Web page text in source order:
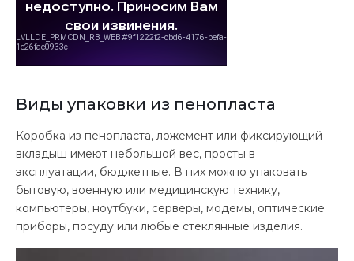
Виды упаковки из пенопласта
Коробка из пенопласта, ложемент или фиксирующий
вкладыш имеют небольшой вес, просты в
эксплуатации, бюджетные. В них можно упаковать
бытовую, военную или медицинскую технику,
компьютеры, ноутбуки, серверы, модемы, оптические
приборы, посуду или любые стеклянные изделия.